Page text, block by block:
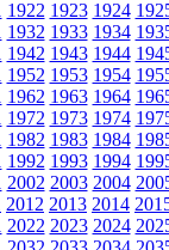
1922 1923 1924
1932 1933 1934
1942 1943 1944
1952 1953 1954
1962 1963 1964
1972 1973 1974
1982 1983 1984
1992 1993 1994
2002 2003 2004
2012 2013 2014
2022 2023 2024